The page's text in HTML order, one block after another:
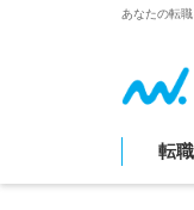
あなたの転
転